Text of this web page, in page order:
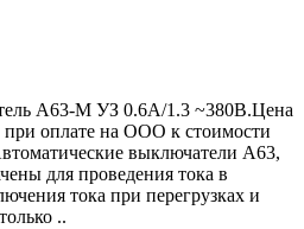
А63-М УЗ 0.6А/1.3 ~380В.Цена
оплате на ООО к стоимости
выключатели А63,
для проведения тока в
тока при перегрузках и
..